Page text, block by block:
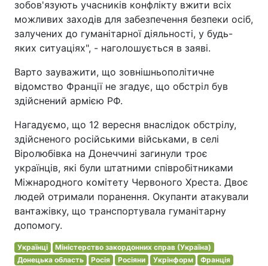
зобов'язують учасників конфлікту вжити всіх
можливих заходів для забезпечення безпеки осіб,
залучених до гуманітарної діяльності, у будь-
яких ситуаціях", - наголошується в заяві.
Варто зауважити, що зовнішньополітичне
відомство Франції не згадує, що обстріл був
здійснений армією РФ.
Нагадуємо, що 12 вересня внаслідок обстрілу,
здійсненого російськими військами, в селі
Віролюбівка на Донеччині загинули троє
українців, які були штатними співробітниками
Міжнародного комітету Червоного Хреста. Двоє
людей отримали поранення. Окупанти атакували
вантажівку, що транспортувала гуманітарну
допомогу.
Українці
Міністерство закордонних справ (Україна)
Донецька область
Росія Росіяни Укрінформ
Франція